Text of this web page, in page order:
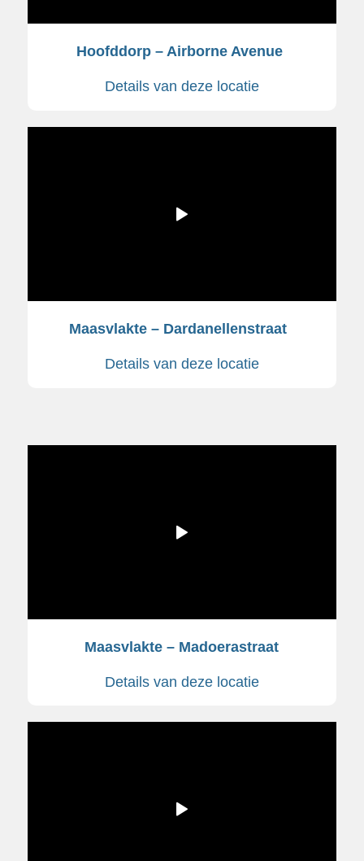
Hoofddorp – Airborne Avenue
Details van deze locatie
Maasvlakte – Dardanellenstraat
Details van deze locatie
Maasvlakte – Madoerastraat
Details van deze locatie